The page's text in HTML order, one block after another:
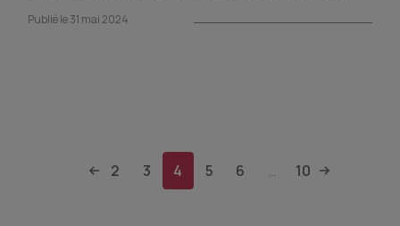
Publié le 31 mai 2024
2 3 4 5 6 10